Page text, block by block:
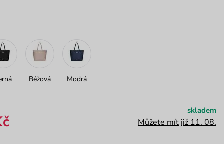
Béžová Modrá
skladem
Můžete mít již 11. 08.